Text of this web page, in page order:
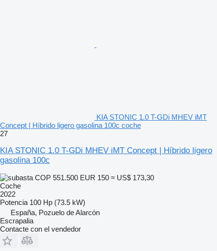
KIA STONIC 1.0 T-GDi MHEV iMT
Concept | Híbrido ligero gasolina 100c coche
27
KIA STONIC 1.0 T-GDi MHEV iMT Concept | Híbrido ligero
gasolina 100c
COP 551.500 EUR 150 ≈ US$ 173,30
Coche
2022
Potencia 100 Hp (73.5 kW)
España, Pozuelo de Alarcón
Escrapalia
Contacte con el vendedor